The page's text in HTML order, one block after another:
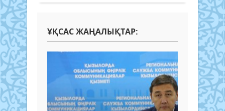
ҰҚСАС ЖАҢАЛЫҚТАР: